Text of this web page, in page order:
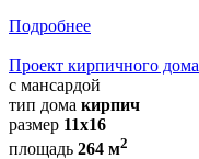
Подробнее
Проект кирпичного
с мансардой
тип дома кирпич
размер 11x16
площадь 264 м2